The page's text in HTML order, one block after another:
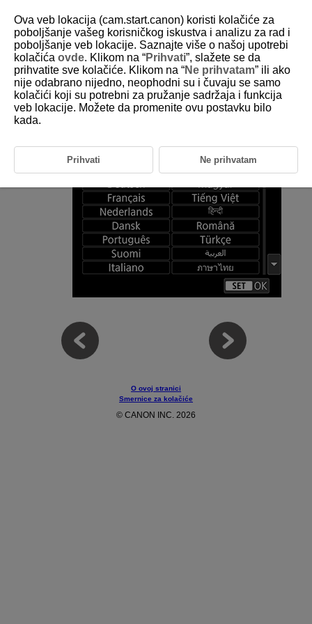
D180-207
Jezik
Odaberite željeni jezik.
O ovoj stranici
Smernice za kolačiće
© CANON INC. 2026
Ova veb lokacija (cam.start.canon) koristi kolačiće za
poboljšanje vašeg korisničkog iskustva i analizu za rad i
poboljšanje veb lokacije. Saznajte više o našoj upotrebi
kolačića ovde. Klikom na “Prihvati”, slažete se da
prihvatite sve kolačiće. Klikom na “Ne prihvatam” ili ako
nije odabrano nijedno, neophodni su i čuvaju se samo
kolačići koji su potrebni za pružanje sadržaja i funkcija
veb lokacije. Možete da promenite ovu postavku bilo
kada.
Prihvati Ne prihvatam